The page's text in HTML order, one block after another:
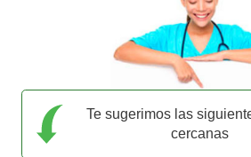
Te sugerimos las
cercanas